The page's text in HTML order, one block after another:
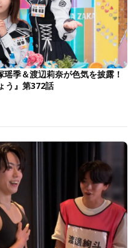
季＆渡辺莉奈が色気を披露！
う』第372話